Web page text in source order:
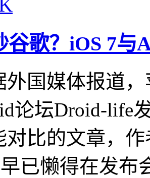
谷歌？iOS 7与
媒体报道，
论坛Droid-life
对比的文章，
已懒得在发布